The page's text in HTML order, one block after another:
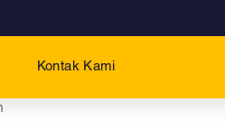
Kontak Kami